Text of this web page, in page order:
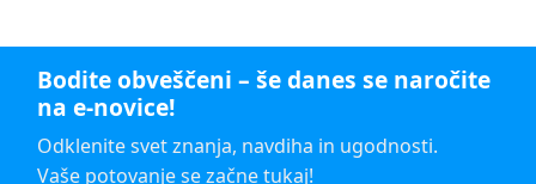
Bodite obveščeni – še danes se naročite
na e-novice!
Odklenite svet znanja, navdiha in ugodnosti.
Vaše potovanje se začne tukaj!